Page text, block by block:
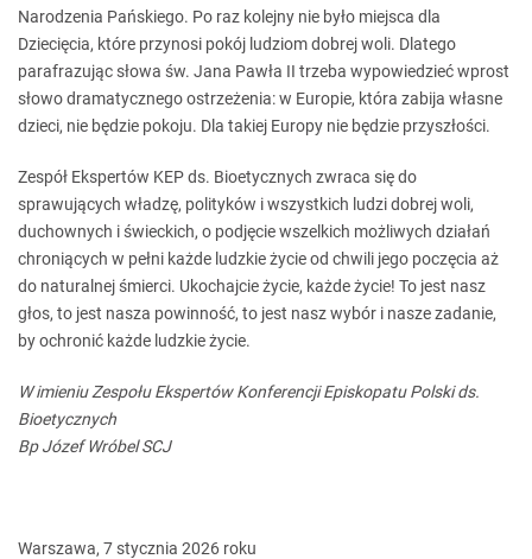
Narodzenia Pańskiego. Po raz kolejny nie było miejsca dla
Dziecięcia, które przynosi pokój ludziom dobrej woli. Dlatego
parafrazując słowa św. Jana Pawła II trzeba wypowiedzieć wprost
słowo dramatycznego ostrzeżenia: w Europie, która zabija własne
dzieci, nie będzie pokoju. Dla takiej Europy nie będzie przyszłości.
Zespół Ekspertów KEP ds. Bioetycznych zwraca się do
sprawujących władzę, polityków i wszystkich ludzi dobrej woli,
duchownych i świeckich, o podjęcie wszelkich możliwych działań
chroniących w pełni każde ludzkie życie od chwili jego poczęcia aż
do naturalnej śmierci. Ukochajcie życie, każde życie! To jest nasz
głos, to jest nasza powinność, to jest nasz wybór i nasze zadanie,
by ochronić każde ludzkie życie.
W imieniu Zespołu Ekspertów Konferencji Episkopatu Polski ds.
Bioetycznych
Bp Józef Wróbel SCJ
Warszawa, 7 stycznia 2026 roku